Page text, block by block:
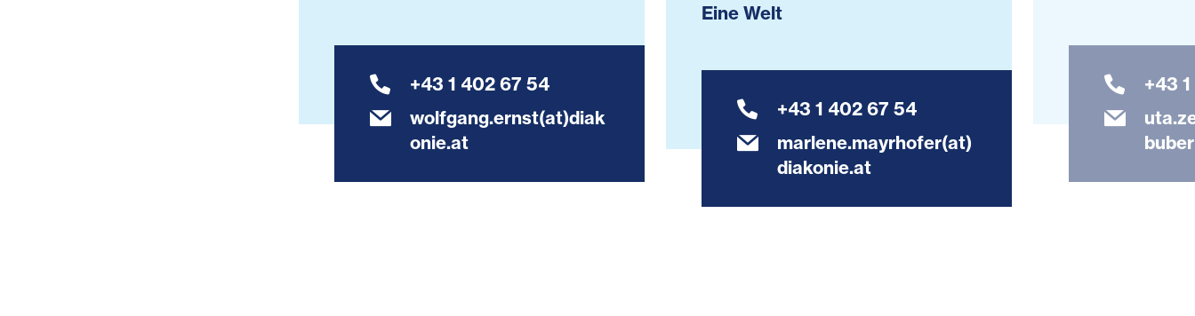
+43 1 402 67 54
wolfgang.ernst(at)diak
onie.at
Eine Welt
+43 1 402 67 54
marlene.mayrhofer(at)
diakonie.at
+43